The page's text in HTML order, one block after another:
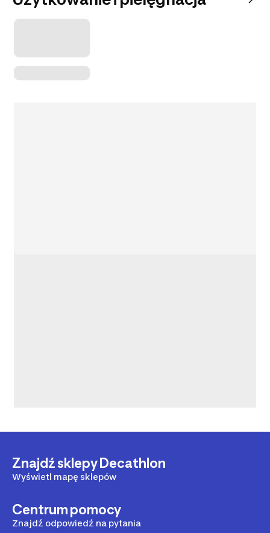
Znajdź sklepy Decathlon
Wyświetl mapę sklepów
Centrum pomocy
Znajdź odpowiedź na pytania